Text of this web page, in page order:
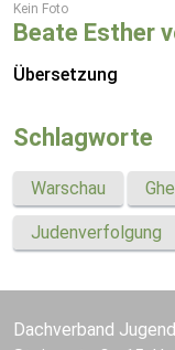
Kein Foto
Beate Esther
Übersetzung
Schlagworte
Warschau
Judenverfolgung
Dachverband